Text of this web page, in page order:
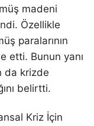
madeni
Özellikle
paralarının
etti. Bunun yanı
da krizde
belirtti.